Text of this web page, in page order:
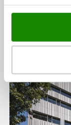
Schwechat –